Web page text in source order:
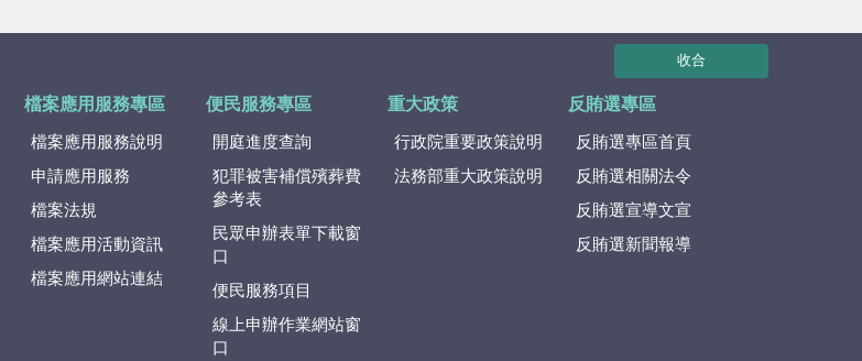
收合
檔案應用服務專區
檔案應用服務說明
申請應用服務
檔案法規
檔案應用活動資訊
檔案應用網站連結
便民服務專區
開庭進度查詢
犯罪被害補償殯葬費
參考表
民眾申辦表單下載窗
口
便民服務項目
線上申辦作業網站窗
口
重大政策
行政院重要政策說明
法務部重大政策說明
反賄選專區
反賄選專區首頁
反賄選相關法令
反賄選宣導文宣
反賄選新聞報導